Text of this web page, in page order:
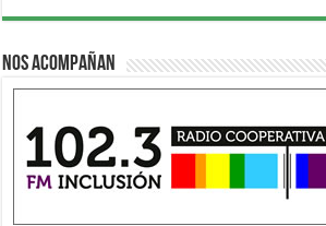
Nos acompañan